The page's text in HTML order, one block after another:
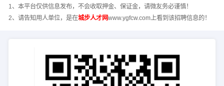
1、本平台仅供信息发布，不会收取押金、保证金，请微友务必谨慎！
2、请告知用人单位，是在城步人才网www.ygfcw.com上看到该招聘信息的！